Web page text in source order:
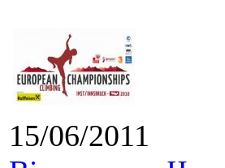
15/06/2011